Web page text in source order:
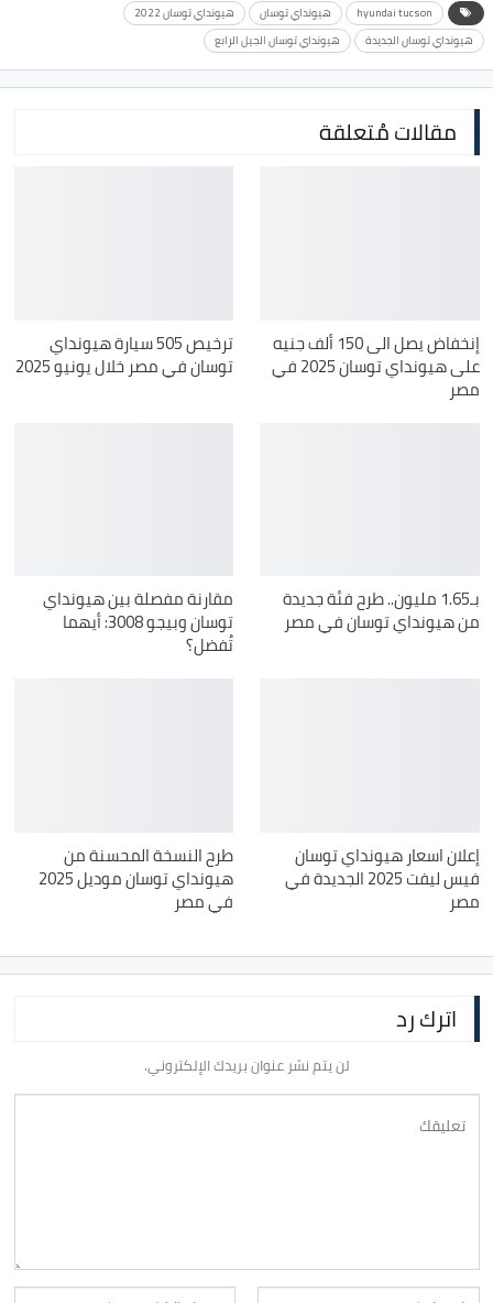
hyundai tucson هيونداي توسان
هيونداي توسان 2022
هيونداي توسان الجديدة
هيونداي توسان الجيل الرابع
مقالات مُتعلقة
إنخفاض يصل الى 150 ألف جنيه
على هيونداي توسان 2025 في
مصر
ترخيص 505 سيارة هيونداي
توسان في مصر خلال يونيو 2025
بـ1.65 مليون.. طرح فئة جديدة
من هيونداي توسان في مصر
مقارنة مفصلة بين هيونداي
توسان وبيجو 3008: أيهما
تُفضل؟
إعلان اسعار هيونداي توسان
فيس ليفت 2025 الجديدة في
مصر
طرح النسخة المحسنة من
هيونداي توسان موديل 2025
في مصر
اترك رد
لن يتم نشر عنوان بريدك الإلكتروني.